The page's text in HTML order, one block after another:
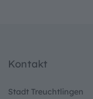
Kontakt
Stadt Treuchtlingen